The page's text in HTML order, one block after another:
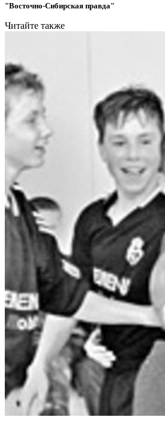
"Восточно-Сибирская правда"
Читайте также